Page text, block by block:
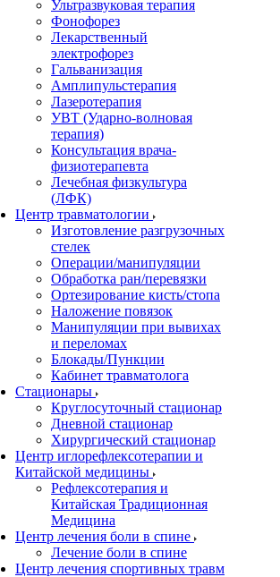
Ультразвуковая терапия
Фонофорез
Лекарственный
электрофорез
Гальванизация
Амплипульстерапия
Лазеротерапия
УВТ (Ударно-волновая
терапия)
Консультация врача-
физиотерапевта
Лечебная физкультура
(ЛФК)
Центр травматологии
Изготовление разгрузочных
стелек
Операции/манипуляции
Обработка ран/перевязки
Ортезирование кисть/стопа
Наложение повязок
Манипуляции при вывихах
и переломах
Блокады/Пункции
Кабинет травматолога
Стационары
Круглосуточный стационар
Дневной стационар
Хирургический стационар
Центр иглорефлексотерапии и
Китайской медицины
Рефлексотерапия и
Китайская Традиционная
Медицина
Центр лечения боли в спине
Лечение боли в спине
Центр лечения спортивных травм